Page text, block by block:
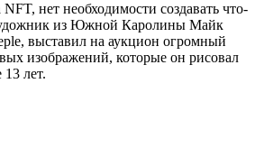
нет необходимости создавать что-
из Южной Каролины Майк
выставил на аукцион огромный
изображений, которые он рисовал
лет.